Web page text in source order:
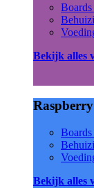
Bekijk alles
Bekijk alles